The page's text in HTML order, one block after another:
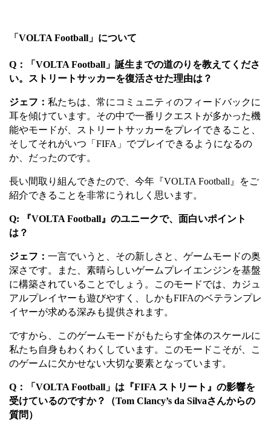
「 VOLTA Football 」について
Q ： 「 VOLTA Football 」誕生までの道のりを教えてくださ
い。ストリートサッカーを復活させた理由は？
ジェフ： 私たちは、常にコミュニティのフィードバックに
耳を傾けています。その中で一番リクエストが多かった機
能やモードが、ストリートサッカーをプレイできること、
そしてそれがいつ「 FIFA 」でプレイできるようになるの
か、だったのです。
長い間取り組んできたので、今年 『VOLTA Football 』をご
紹介できることを非常にうれしく思います。
Q: 『VOLTA Football 』 のユニークで、面白いポイント
は？
ジェフ： 一言でいうと、 その新しさと、ゲームモードの奥
深さです。また、素晴らしいゲームプレイエンジンを基盤
に構築されていることでしょう。このモードでは、カジュ
アルプレイヤーも遊びやすく、しかもFIFAのベテランプレ
イヤーが求める深みも提供されます。
ですから、このゲームモードがもたらす全体のスケールに
私たち自身もわくわくしています。このモードこそが、こ
のゲームに欠かせない大切な要素となっています。
Q ： 「 VOLTA Football 」 は『FIFA ストリート』の影響を
受けているのですか？（Tom Clancy’s da Silvaさんからの
質問）